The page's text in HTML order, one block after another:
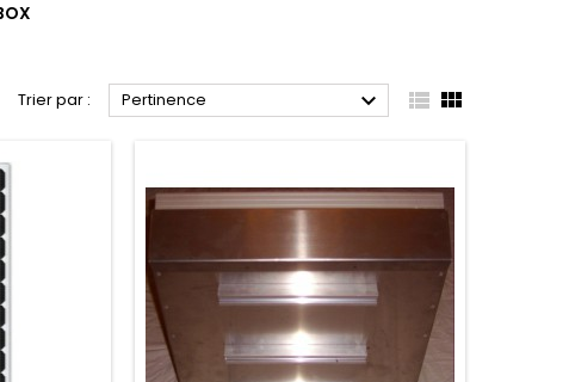
Trier par : Pertinence   